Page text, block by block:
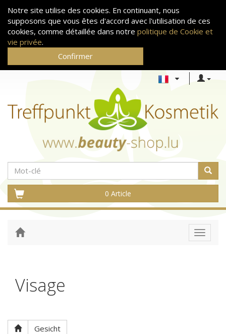
Notre site utilise des cookies. En continuant, nous
supposons que vous êtes d'accord avec l'utilisation de ces
cookies, comme détaillée dans notre politique de Cookie et
vie privée.
Confirmer
0 Article
Toggle
Visage
Gesicht